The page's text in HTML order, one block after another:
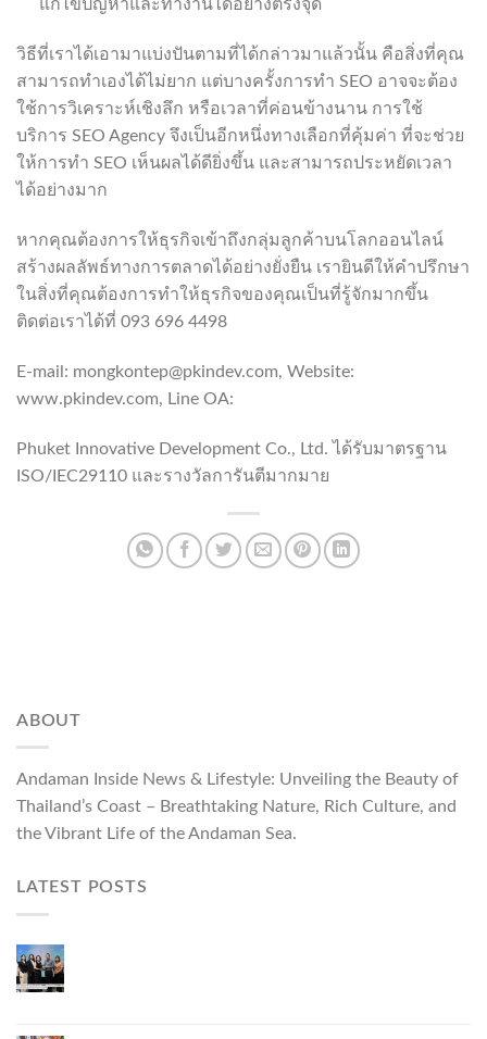
ABOUT
Andaman Inside News & Lifestyle: Unveiling the Beauty of
Thailand’s Coast – Breathtaking Nature, Rich Culture, and
the Vibrant Life of the Andaman Sea.
LATEST POSTS
แก้ไขปัญหาและทำงานได้อย่างตรงจุด
วิธีที่เราได้เอามาแบ่งปันตามที่ได้กล่าวมาแล้วนั้น คือสิ่งที่คุณ
สามารถทำเองได้ไม่ยาก แต่บางครั้งการทำ SEO อาจจะต้อง
ใช้การวิเคราะห์เชิงลึก หรือเวลาที่ค่อนข้างนาน การใช้
บริการ SEO Agency จึงเป็นอีกหนึ่งทางเลือกที่คุ้มค่า ที่จะช่วย
ให้การทำ SEO เห็นผลได้ดียิ่งขึ้น และสามารถประหยัดเวลา
ได้อย่างมาก
หากคุณต้องการให้ธุรกิจเข้าถึงกลุ่มลูกค้าบนโลกออนไลน์
สร้างผลลัพธ์ทางการตลาดได้อย่างยั่งยืน เรายินดีให้คำปรึกษา
ในสิ่งที่คุณต้องการทำให้ธุรกิจของคุณเป็นที่รู้จักมากขึ้น
ติดต่อเราได้ที่ 093 696 4498
E-mail: mongkontep@pkindev.com, Website:
www.pkindev.com, Line OA:
Phuket Innovative Development Co., Ltd. ได้รับมาตรฐาน
ISO/IEC29110 และรางวัลการันตีมากมาย